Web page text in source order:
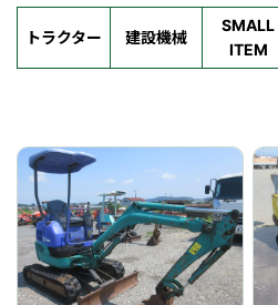
トラクター 建設機械
SMALL
ITEM